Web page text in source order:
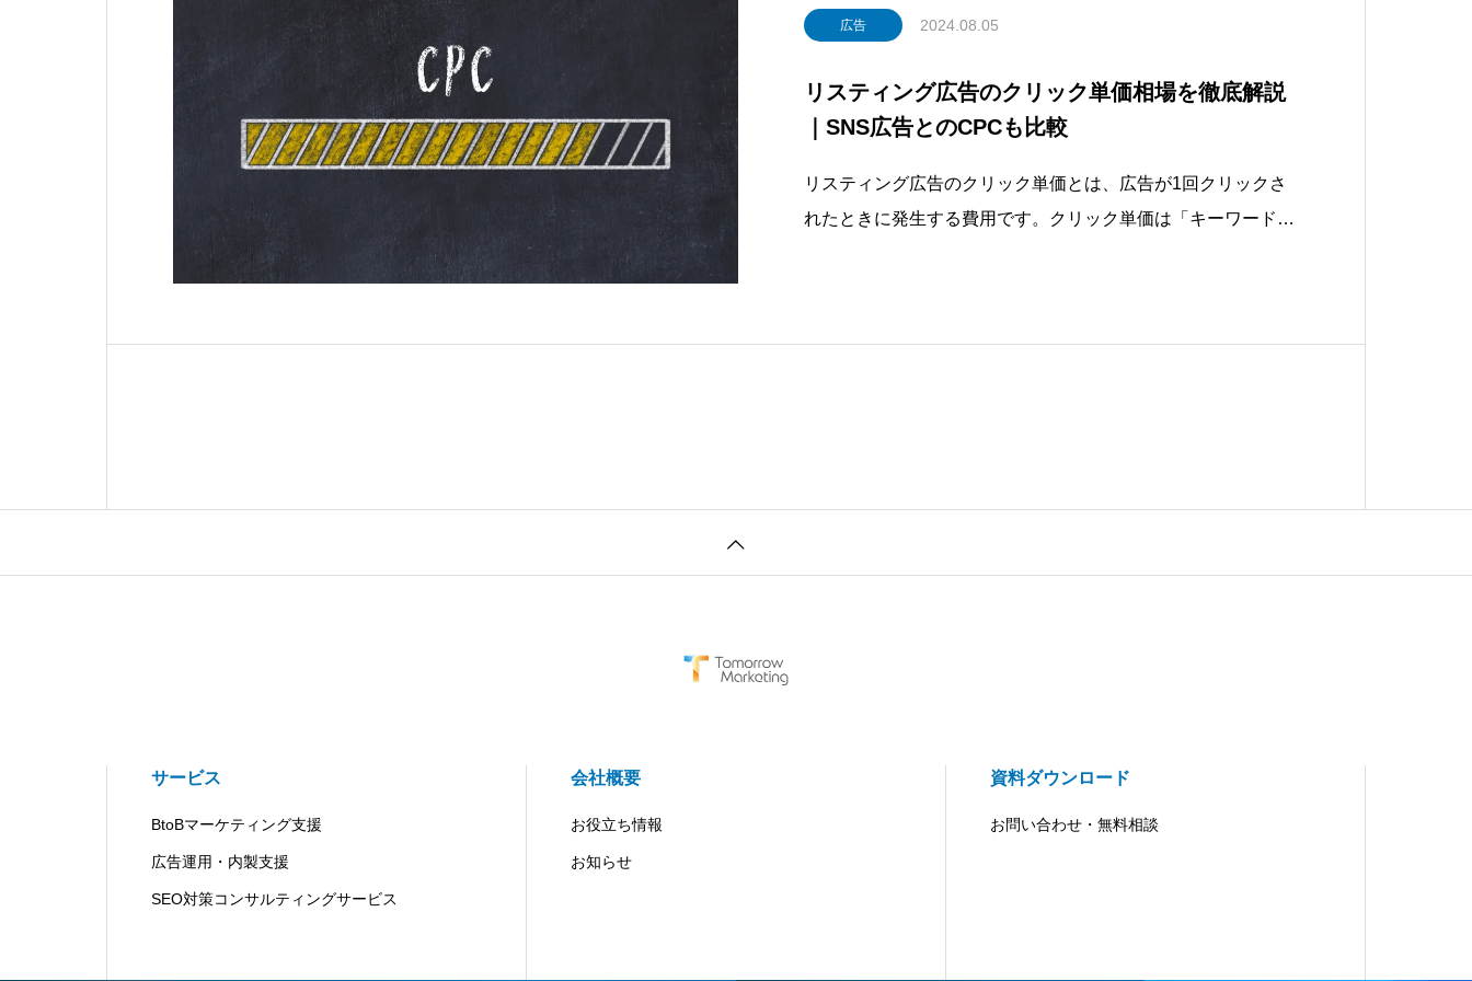
広告 2024.08.05
リスティング広告のクリック単価相場を徹底解説
｜SNS広告とのCPCも比較
リスティング広告のクリック単価とは、広告が1回クリックさ
れたときに発生する費用です。クリック単価は「キーワード」
サービス
BtoBマーケティング支援
広告運用・内製支援
SEO対策コンサルティングサービス
会社概要
お役立ち情報
お知らせ
資料ダウンロード
お問い合わせ・無料相談